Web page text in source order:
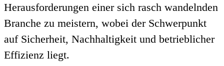
Herausforderungen einer sich rasch wandelnden
Branche zu meistern, wobei der Schwerpunkt
auf Sicherheit, Nachhaltigkeit und betrieblicher
Effizienz liegt.